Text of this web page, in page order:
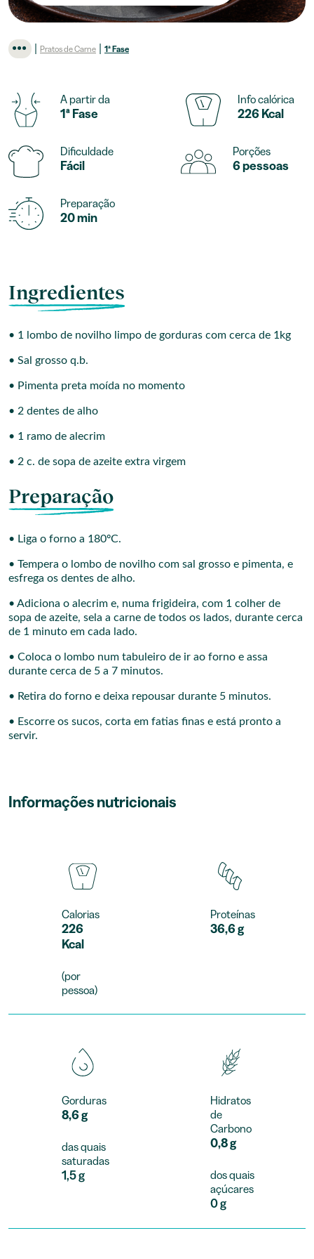
Pratos de Carne 1ª Fase
A partir da
1ª Fase
Info calórica
226 Kcal
Dificuldade
Fácil
Porções
6 pessoas
Preparação
20 min
Ingredientes
• 1 lombo de novilho limpo de gorduras com cerca de 1kg
• Sal grosso q.b.
• Pimenta preta moída no momento
• 2 dentes de alho
• 1 ramo de alecrim
• 2 c. de sopa de azeite extra virgem
Preparação
• Liga o forno a 180ºC.
• Tempera o lombo de novilho com sal grosso e pimenta, e
esfrega os dentes de alho.
• Adiciona o alecrim e, numa frigideira, com 1 colher de
sopa de azeite, sela a carne de todos os lados, durante cerca
de 1 minuto em cada lado.
• Coloca o lombo num tabuleiro de ir ao forno e assa
durante cerca de 5 a 7 minutos.
• Retira do forno e deixa repousar durante 5 minutos.
• Escorre os sucos, corta em fatias finas e está pronto a
servir.
Informações nutricionais
Calorias
226
Kcal
(por
pessoa)
Proteínas
36,6 g
Gorduras
8,6 g
das quais
saturadas
1,5 g
Hidratos
de
Carbono
0,8 g
dos quais
açúcares
0 g